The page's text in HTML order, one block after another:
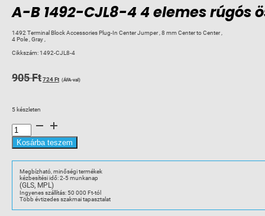
A-B 1492-CJL8-4 4 elemes rúgós
1492 Terminal Block Accessories Plug-In Center Jumper , 8 mm Center to Center ,
4 Pole , Gray ,
Cikkszám:1492-CJL8-4
905FtOriginal
724FtCurrent
(ÁFA-val)
5 készleten
1492-
CJL8-
4
elemes
összekötő
10-
hez
mennyiség
Kosárba teszem
Megbízható, minőségi termékek
kézbesítési idő: 2-5 munkanap
(GLS, MPL)
Ingyenes szállítás: 50 000 Ft-tól
Több évtizedes szakmai tapasztalat